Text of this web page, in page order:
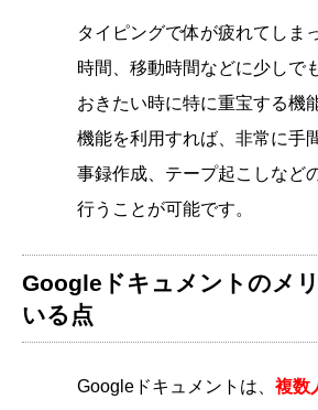
タイピングで体が疲れてしま
時間、移動時間などに少しで
おきたい時に特に重宝する機
機能を利用すれば、非常に手
事録作成、テープ起こしなど
行うことが可能です。
Googleドキュメントのメ
いる点
Googleドキュメントは、 複数